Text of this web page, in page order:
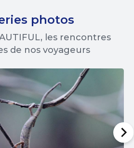
photos
les rencontres
de nos voyageurs